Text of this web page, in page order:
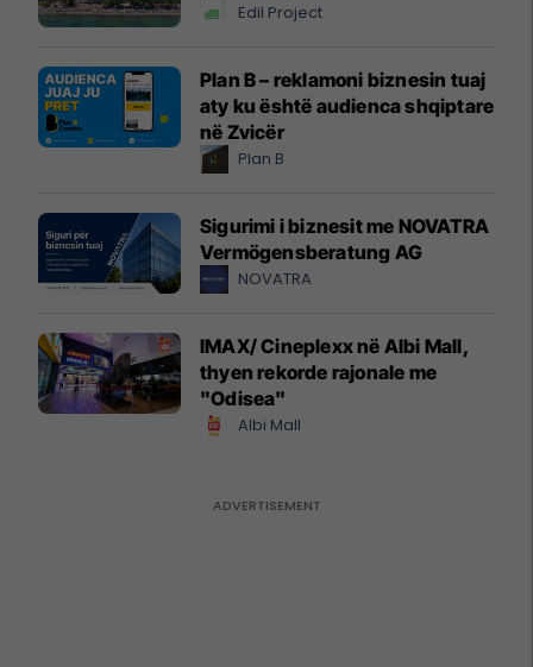
Edil Project
Plan B – reklamoni biznesin tuaj
aty ku është audienca shqiptare
në Zvicër
Plan B
Sigurimi i biznesit me NOVATRA
Vermögensberatung AG
NOVATRA
IMAX/ Cineplexx në Albi Mall,
thyen rekorde rajonale me
"Odisea"
Albi Mall